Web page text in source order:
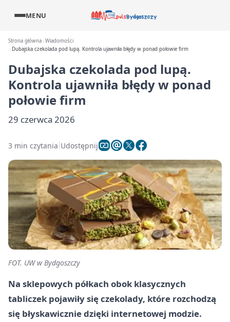
MENU
Strona główna Wiadomości
Dubajska czekolada pod lupą. Kontrola ujawniła błędy w ponad połowie firm
Dubajska czekolada pod lupą.
Kontrola ujawniła błędy w ponad
połowie firm
29 czerwca 2026
3 min czytania Udostępnij
FOT. UW w Bydgoszczy
Na sklepowych półkach obok klasycznych
tabliczek pojawiły się czekolady, które rozchodzą
się błyskawicznie dzięki internetowej modzie.